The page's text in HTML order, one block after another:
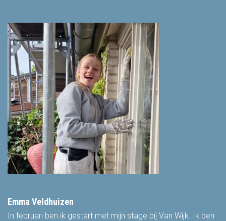
Emma Veldhuizen
In februari ben ik gestart met mijn stage bij Van Wijk. Ik ben